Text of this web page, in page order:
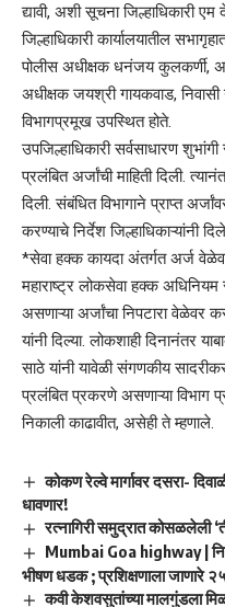
द्यावी, अशी सूचना जिल्हाधिकारी एम
जिल्हाधिकारी कार्यालयातील
पोलीस अधीक्षक धनंजय कुलकर्णी,
अधीक्षक जयश्री गायकवाड,
विभागप्रमूख उपस्थित होते.
उपजिल्हाधिकारी सर्वसाधारण
प्रलंबित अर्जांची माहिती दिली.
दिली. संबंधित विभागाने प्राप्त
करण्याचे निर्देश जिल्हाधिकाऱ्यांनी दिले.
*सेवा हक्क कायदा अंतर्गत अर्ज
महाराष्ट्र लोकसेवा हक्क
असणाऱ्या अर्जांचा निपटारा वेळेवर
यांनी दिल्या. लोकशाही दिनानंतर
साठे यांनी यावेळी संगणकीय
प्रलंबित प्रकरणे असणाऱ्या विभाग
निकाली काढावीत, असेही ते म्हणाले.
कोकण रेल्वे मार्गावर दसरा-
धावणार!
रत्नागिरी समुद्रात कोसळलेली
Mumbai Goa highway |
भीषण धडक ; प्रशिक्षणाला जाणारे
कवी केशवसुतांच्या मालगुंडला